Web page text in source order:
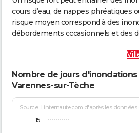
cours d’eau, de nappes phréatiques
risque moyen correspond à des
débordements occasionnels et des
Nombre de jours
Varennes-sur-Tèche
Source : Linternaute.com d'après les données
15